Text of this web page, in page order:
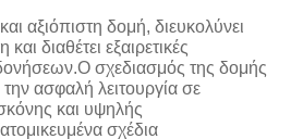
αξιόπιστη δομή, διευκολύνει
διαθέτει εξαιρετικές
σχεδιασμός της δομής
ασφαλή λειτουργία σε
και υψηλής
σχέδια